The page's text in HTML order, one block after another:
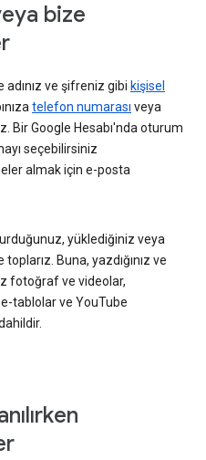
bize
adınız ve şifreniz gibi kişisel
telefon numarası veya
Bir Google Hesabı'nda oturum
seçebilirsiniz
almak için e-posta
yüklediğiniz veya
toplarız. Buna, yazdığınız ve
fotoğraf ve videolar,
tablolar ve YouTube